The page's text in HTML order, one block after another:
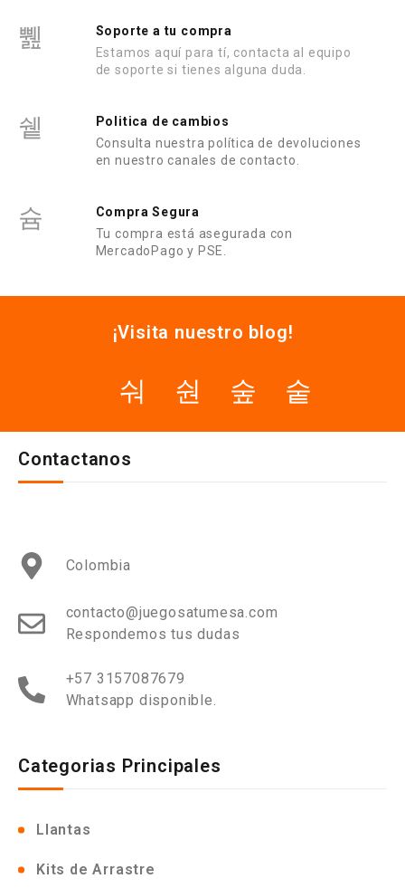
Soporte a tu compra
Estamos aquí para tí, contacta al equipo
de soporte si tienes alguna duda.
Politica de cambios
Consulta nuestra política de devoluciones
en nuestro canales de contacto.
Compra Segura
Tu compra está asegurada con
MercadoPago y PSE.
¡Visita nuestro blog!
Contactanos
Colombia
contacto@juegosatumesa.com
Respondemos tus dudas
+57 3157087679
Whatsapp disponible.
Categorias Principales
Llantas
Kits de Arrastre